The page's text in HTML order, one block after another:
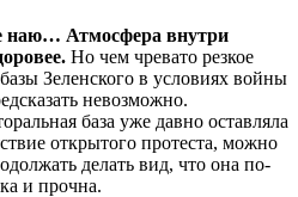
наю… Атмосфера внутри
Но чем чревато резкое
Зеленского в условиях войны
невозможно.
база уже давно оставляла
открытого протеста, можно
делать вид, что она по-
и прочна.